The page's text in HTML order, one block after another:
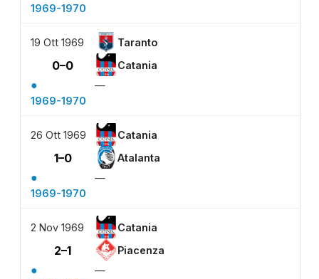
1969-1970
19 Ott 1969 Taranto
0–0 Catania
●
—
1969-1970
26 Ott 1969 Catania
1–0 Atalanta
●
—
1969-1970
2 Nov 1969 Catania
2–1 Piacenza
●
—